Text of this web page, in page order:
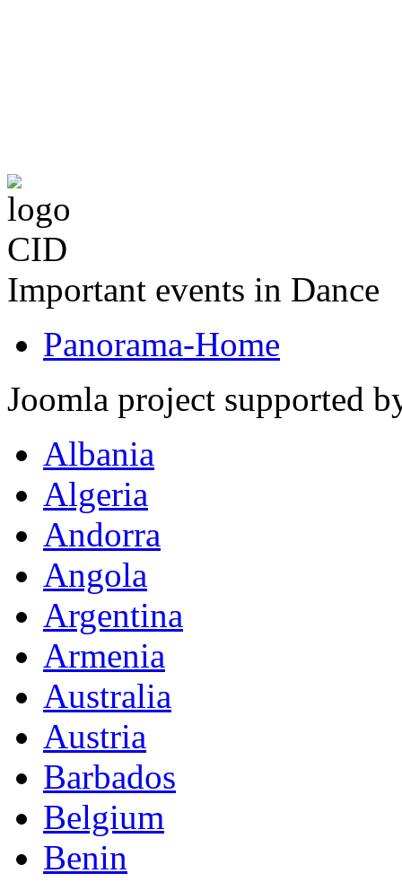
Important events in Dance
Panorama-Home
Joomla project supported
Albania
Algeria
Andorra
Angola
Argentina
Armenia
Australia
Austria
Barbados
Belgium
Benin